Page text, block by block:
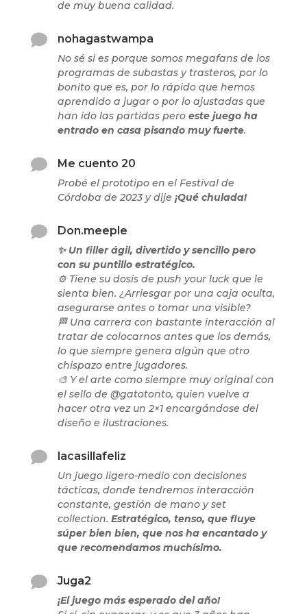
de muy buena calidad.
 nohagastwampa
No sé si es porque somos megafans de los
programas de subastas y trasteros, por lo
bonito que es, por lo rápido que hemos
aprendido a jugar o por lo ajustadas que
han ido las partidas pero este juego ha
entrado en casa pisando muy fuerte.
 Me cuento 20
Probé el prototipo en el Festival de
Córdoba de 2023 y dije ¡Qué chulada!
 Don.meeple
✨ Un filler ágil, divertido y sencillo pero
con su puntillo estratégico.
⚙️ Tiene su dosis de push your luck que le
sienta bien. ¿Arriesgar por una caja oculta,
asegurarse antes o tomar una visible?
🏁 Una carrera con bastante interacción al
tratar de colocarnos antes que los demás,
lo que siempre genera algún que otro
chispazo entre jugadores.
🎨 Y el arte como siempre muy original con
el sello de @gatotonto, quien vuelve a
hacer otra vez un 2×1 encargándose del
diseño e ilustraciones.
 lacasillafeliz
Un juego ligero-medio con decisiones
tácticas, donde tendremos interacción
constante, gestión de mano y set
collection. Estratégico, tenso, que fluye
súper bien bien, que nos ha encantado y
que recomendamos muchísimo.
 Juga2
¡El juego más esperado del año!